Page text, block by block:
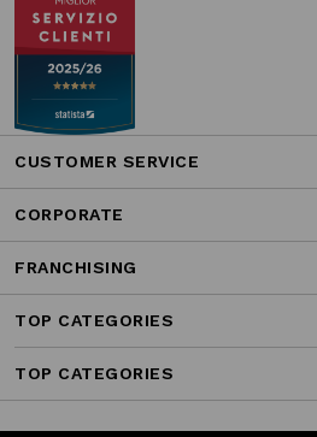
CUSTOMER SERVICE
CORPORATE
FRANCHISING
TOP CATEGORIES
TOP CATEGORIES